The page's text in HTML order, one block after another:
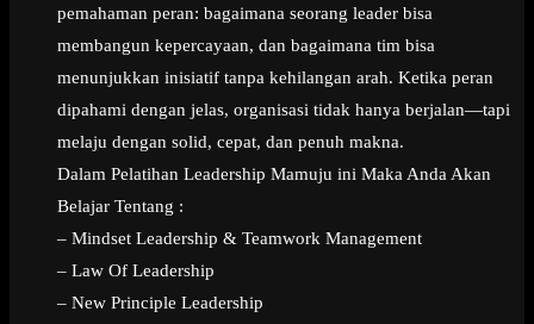
pemahaman peran: bagaimana seorang leader bisa
membangun kepercayaan, dan bagaimana tim bisa
menunjukkan inisiatif tanpa kehilangan arah. Ketika peran
dipahami dengan jelas, organisasi tidak hanya berjalan—tapi
melaju dengan solid, cepat, dan penuh makna.
Dalam Pelatihan Leadership Mamuju ini Maka Anda Akan
Belajar Tentang :
– Mindset Leadership & Teamwork Management
– Law Of Leadership
– New Principle Leadership